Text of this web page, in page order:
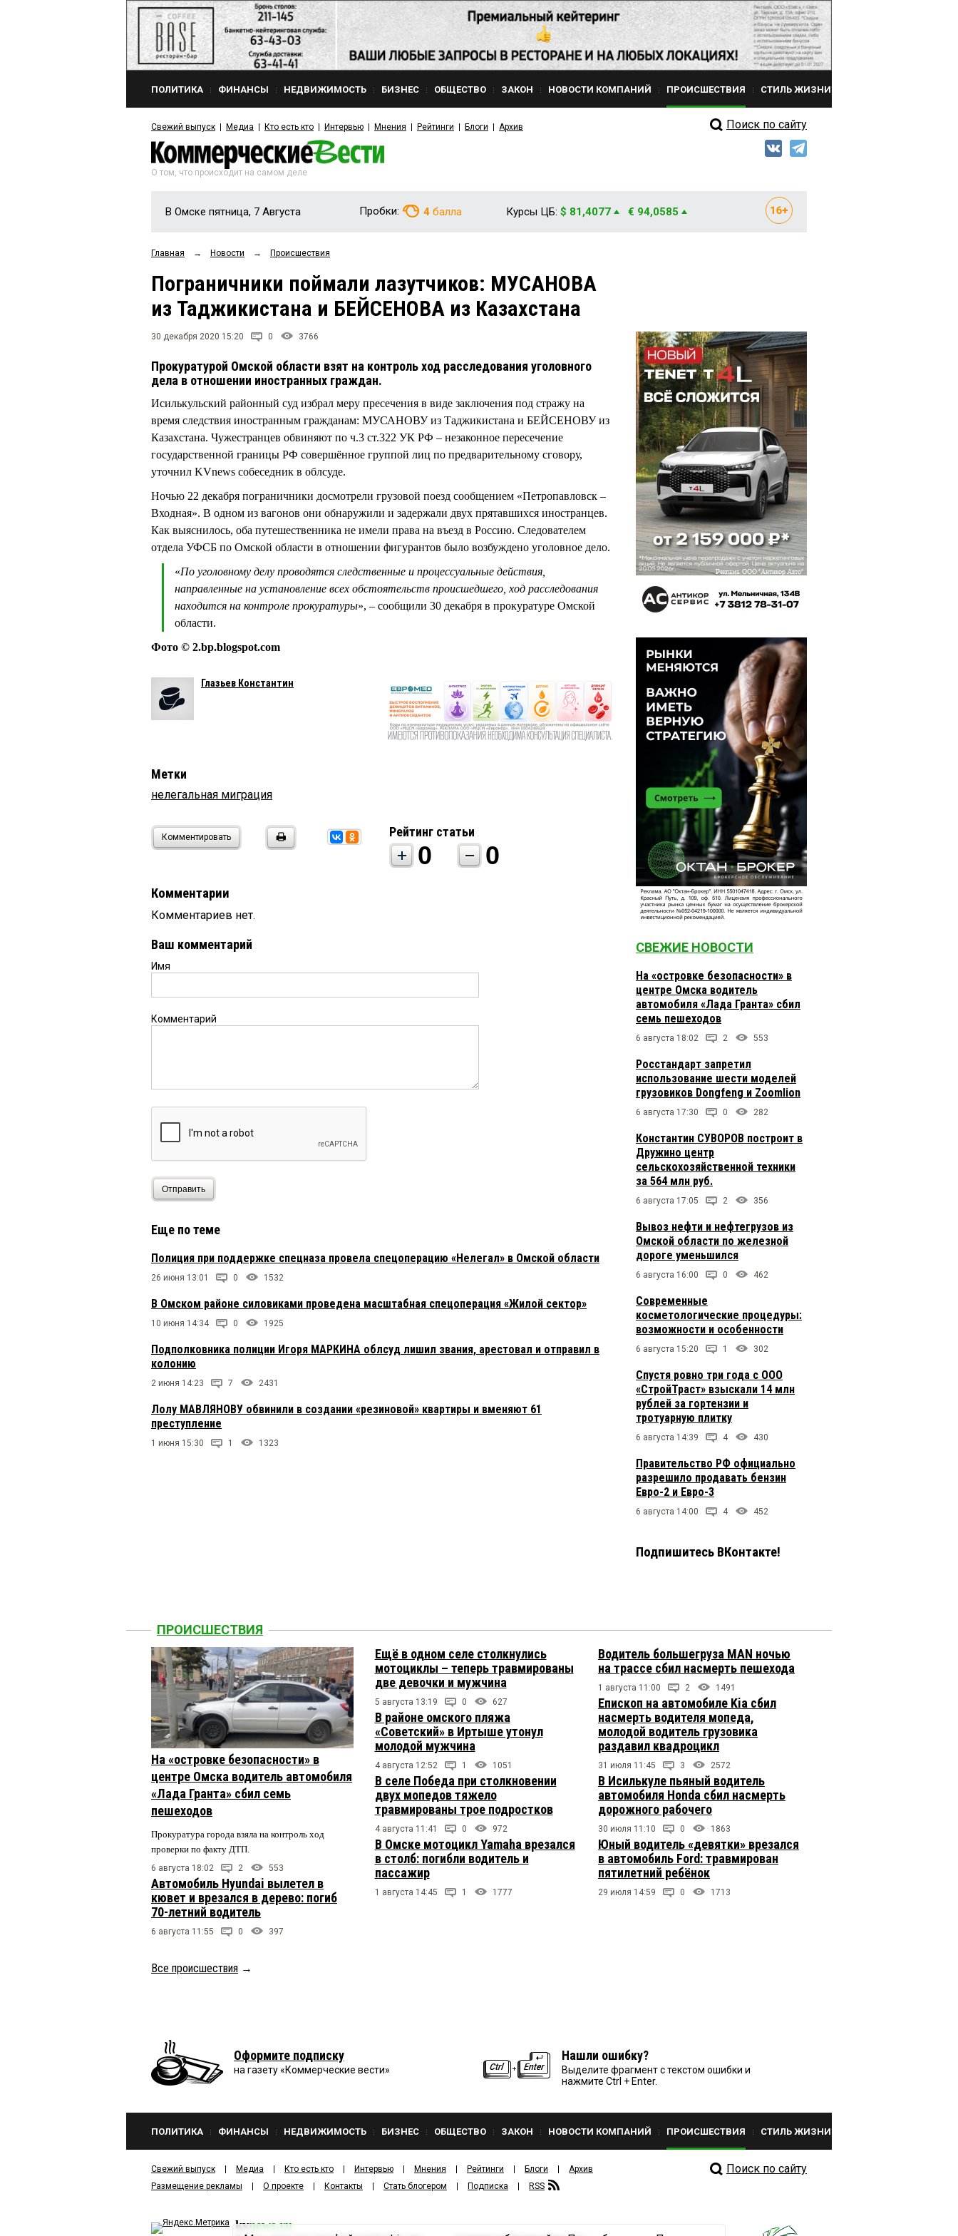
ПОЛИТИКА ФИНАНСЫ НЕДВИЖИМОСТЬ БИЗНЕС ОБЩЕСТВО ЗАКОН НОВОСТИ КОМПАНИЙ ПРОИСШЕСТВИЯ СТИЛЬ ЖИЗНИ
Свежий выпуск Медиа Кто есть кто Интервью Мнения Рейтинги Блоги Архив Поиск по сайту
О том, что происходит на самом деле
В Омске пятница, 7 Августа Пробки: 4 балла Курсы ЦБ: $ 81,4077 € 94,0585
Главная → Новости → Происшествия
Пограничники поймали лазутчиков: МУСАНОВА
из Таджикистана и БЕЙСЕНОВА из Казахстана
30 декабря 2020 15:20 0 3766
Прокуратурой Омской области взят на контроль ход расследования уголовного
дела в отношении иностранных граждан.
Исилькульский районный суд избрал меру пресечения в виде заключения под стражу на
время следствия иностранным гражданам: МУСАНОВУ из Таджикистана и БЕЙСЕНОВУ из
Казахстана. Чужестранцев обвиняют по ч.3 ст.322 УК РФ – незаконное пересечение
государственной границы РФ совершённое группой лиц по предварительному сговору,
уточнил KVnews собеседник в облсуде.
Ночью 22 декабря пограничники досмотрели грузовой поезд сообщением «Петропавловск –
Входная». В одном из вагонов они обнаружили и задержали двух прятавшихся иностранцев.
Как выяснилось, оба путешественника не имели права на въезд в Россию. Следователем
отдела УФСБ по Омской области в отношении фигурантов было возбуждено уголовное дело.
«По уголовному делу проводятся следственные и процессуальные действия,
направленные на установление всех обстоятельств происшедшего, ход расследования
находится на контроле прокуратуры», – сообщили 30 декабря в прокуратуре Омской
области.
Фото © 2.bp.blogspot.com
Глазьев Константин
Метки
нелегальная миграция
Комментировать Рейтинг статьи
0 0
Комментарии
Комментариев нет.
Ваш комментарий
Имя
Комментарий
Отправить
Еще по теме
Полиция при поддержке спецназа провела спецоперацию «Нелегал» в Омской области
26 июня 13:01 0 1532
В Омском районе силовиками проведена масштабная спецоперация «Жилой сектор»
10 июня 14:34 0 1925
Подполковника полиции Игоря МАРКИНА облсуд лишил звания, арестовал и отправил в
колонию
2 июня 14:23 7 2431
Лолу МАВЛЯНОВУ обвинили в создании «резиновой» квартиры и вменяют 61
преступление
1 июня 15:30 1 1323
СВЕЖИЕ НОВОСТИ
На «островке безопасности» в
центре Омска водитель
автомобиля «Лада Гранта» сбил
семь пешеходов
6 августа 18:02 2 553
Росстандарт запретил
использование шести моделей
грузовиков Dongfeng и Zoomlion
6 августа 17:30 0 282
Константин СУВОРОВ построит в
Дружино центр
сельскохозяйственной техники
за 564 млн руб.
6 августа 17:05 2 356
Вывоз нефти и нефтегрузов из
Омской области по железной
дороге уменьшился
6 августа 16:00 0 462
Современные
косметологические процедуры:
возможности и особенности
6 августа 15:20 1 302
Спустя ровно три года с ООО
«СтройТраст» взыскали 14 млн
рублей за гортензии и
тротуарную плитку
6 августа 14:39 4 430
Правительство РФ официально
разрешило продавать бензин
Евро-2 и Евро-3
6 августа 14:00 4 452
Подпишитесь ВКонтакте!
ПРОИСШЕСТВИЯ
На «островке безопасности» в
центре Омска водитель автомобиля
«Лада Гранта» сбил семь
пешеходов
Прокуратура города взяла на контроль ход
проверки по факту ДТП.
6 августа 18:02 2 553
Автомобиль Hyundai вылетел в
кювет и врезался в дерево: погиб
70-летний водитель
6 августа 11:55 0 397
Ещё в одном селе столкнулись
мотоциклы – теперь травмированы
две девочки и мужчина
5 августа 13:19 0 627
В районе омского пляжа
«Советский» в Иртыше утонул
молодой мужчина
4 августа 12:52 1 1051
В селе Победа при столкновении
двух мопедов тяжело
травмированы трое подростков
4 августа 11:41 0 972
В Омске мотоцикл Yamaha врезался
в столб: погибли водитель и
пассажир
1 августа 14:45 1 1777
Водитель большегруза MAN ночью
на трассе сбил насмерть пешехода
1 августа 11:00 2 1491
Епископ на автомобиле Kia сбил
насмерть водителя мопеда,
молодой водитель грузовика
раздавил квадроцикл
31 июля 11:45 3 2572
В Исилькуле пьяный водитель
автомобиля Honda сбил насмерть
дорожного рабочего
30 июля 11:10 0 1863
Юный водитель «девятки» врезался
в автомобиль Ford: травмирован
пятилетний ребёнок
29 июля 14:59 0 1713
Все происшествия →
Оформите подписку
на газету «Коммерческие вести»
Нашли ошибку?
Выделите фрагмент с текстом ошибки и
нажмите Ctrl + Enter.
ПОЛИТИКА ФИНАНСЫ НЕДВИЖИМОСТЬ БИЗНЕС ОБЩЕСТВО ЗАКОН НОВОСТИ КОМПАНИЙ ПРОИСШЕСТВИЯ СТИЛЬ ЖИЗНИ
Свежий выпуск Медиа Кто есть кто Интервью Мнения Рейтинги Блоги
Архив
Размещение рекламы
О проекте Контакты Стать блогером Подписка RSS
Поиск по сайту
kvnews.ru